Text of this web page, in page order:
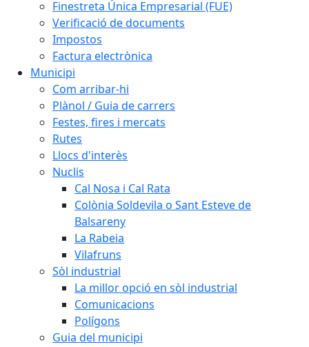
Finestreta Única Empresarial (FUE)
Verificació de documents
Impostos
Factura electrònica
Municipi
Com arribar-hi
Plànol / Guia de carrers
Festes, fires i mercats
Rutes
Llocs d'interès
Nuclis
Cal Nosa i Cal Rata
Colònia Soldevila o Sant Esteve de
Balsareny
La Rabeia
Vilafruns
Sòl industrial
La millor opció en sòl industrial
Comunicacions
Polígons
Guia del municipi